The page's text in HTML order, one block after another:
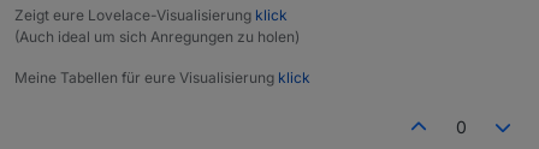
Zeigt eure Lovelace-Visualisierung klick
(Auch ideal um sich Anregungen zu holen)
Meine Tabellen für eure Visualisierung klick
0